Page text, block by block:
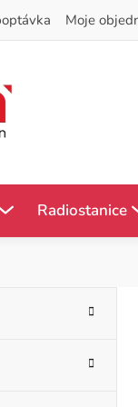
Moje
Radiostanice